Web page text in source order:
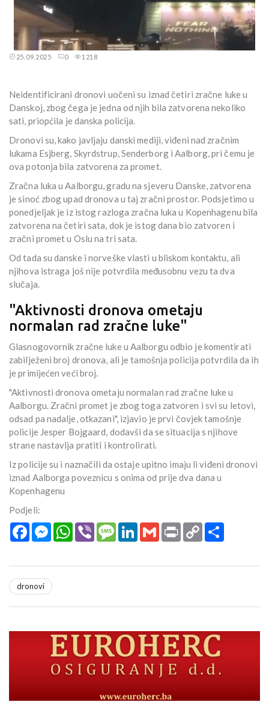
25.09.2025 0 1218
Neidentificirani dronovi uočeni su iznad četiri zračne luke u
Danskoj, zbog čega je jedna od njih bila zatvorena nekoliko
sati, priopćila je danska policija.
Dronovi su, kako javljaju danski mediji, viđeni nad zračnim
lukama Esjberg, Skyrdstrup, Senderborg i Aalborg, pri čemu je
ova potonja bila zatvorena za promet.
Zračna luka u Aalborgu, gradu na sjeveru Danske, zatvorena
je sinoć zbog upad dronova u taj zračni prostor. Podsjetimo u
ponedjeljak je iz istog razloga zračna luka u Kopenhagenu bila
zatvorena na četiri sata, dok je istog dana bio zatvoren i
zračni promet u Oslu na tri sata.
Od tada su danske i norveške vlasti u bliskom kontaktu, ali
njihova istraga još nije potvrdila međusobnu vezu ta dva
slučaja.
"Aktivnosti dronova ometaju
normalan rad zračne luke"
Glasnogovornik zračne luke u Aalborgu odbio je komentirati
zabilježeni broj dronova, ali je tamošnja policija potvrdila da ih
je primijećen veći broj.
"Aktivnosti dronova ometaju normalan rad zračne luke u
Aalborgu. Zračni promet je zbog toga zatvoren i svi su letovi,
odsad pa nadalje, otkazani", izjavio je prvi čovjek tamošnje
policije Jesper Bojgaard, dodavši da se situacija s njihove
strane nastavlja pratiti i kontrolirati.
Iz policije su i naznačili da ostaje upitno imaju li viđeni dronovi
iznad Aalborga poveznicu s onima od prije dva dana u
Kopenhagenu
Podjeli:
FacebookMessengerWhatsApp
Viber MessageLinkedInGmail Print Copy
Link
dronovi